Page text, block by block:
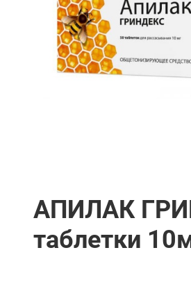
АПИЛАК
таблетки